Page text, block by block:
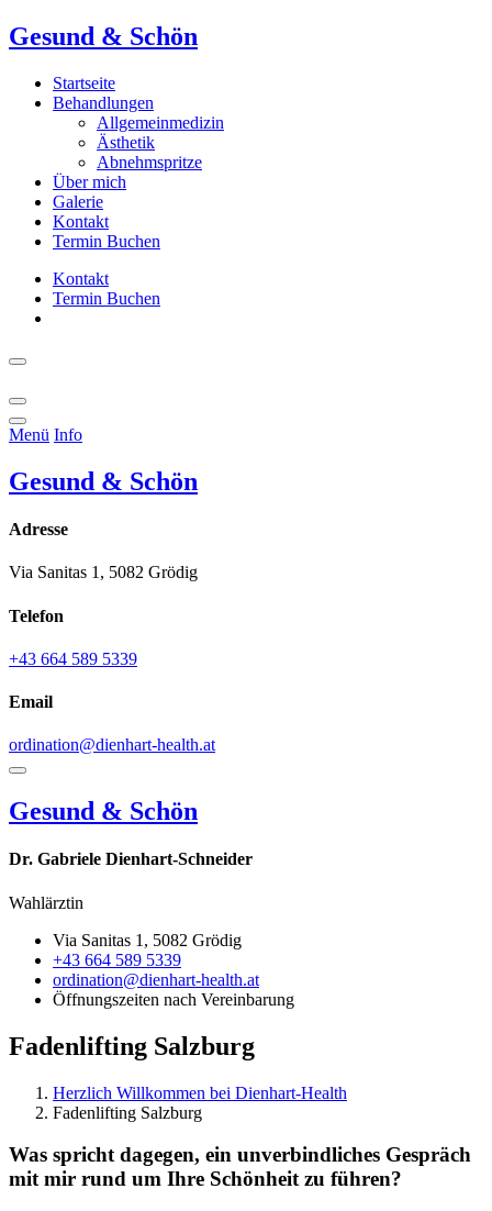
Gesund & Schön
Startseite
Behandlungen
Allgemeinmedizin
Ästhetik
Abnehmspritze
Über mich
Galerie
Kontakt
Termin Buchen
Kontakt
Termin Buchen
Menü Info
Gesund & Schön
Adresse
Via Sanitas 1, 5082 Grödig
Telefon
+43 664 589 5339
Email
ordination@dienhart-health.at
Gesund & Schön
Dr. Gabriele Dienhart-Schneider
Wahlärztin
Via Sanitas 1, 5082 Grödig
+43 664 589 5339
ordination@dienhart-health.at
Öffnungszeiten nach Vereinbarung
Fadenlifting Salzburg
Herzlich Willkommen bei Dienhart-Health
Fadenlifting Salzburg
Was spricht dagegen, ein unverbindliches Gespräch
mit mir rund um Ihre Schönheit zu führen?